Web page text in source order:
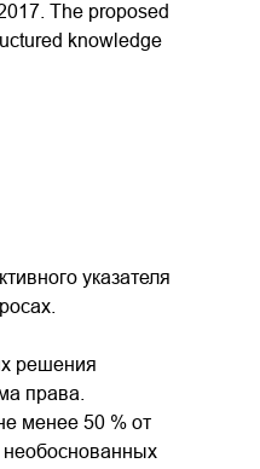
The proposed
knowledge
указателя
решения
права.
менее 50 % от